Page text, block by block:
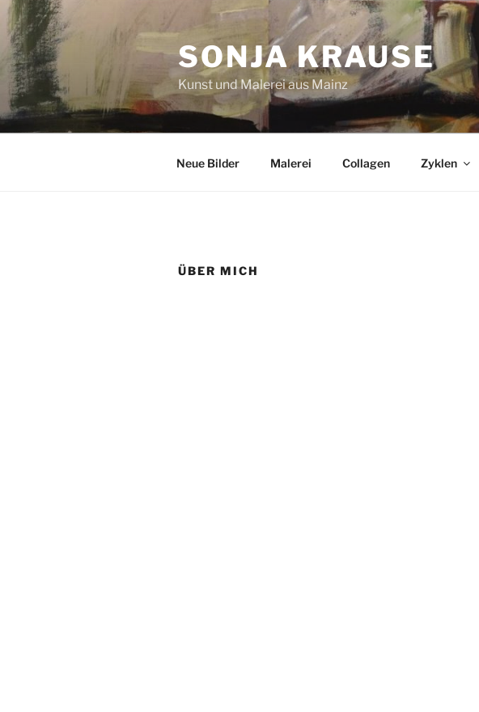
SONJA KRAUSE
Kunst und Malerei aus Mainz
Neue Bilder Malerei Collagen Zyklen
ÜBER MICH